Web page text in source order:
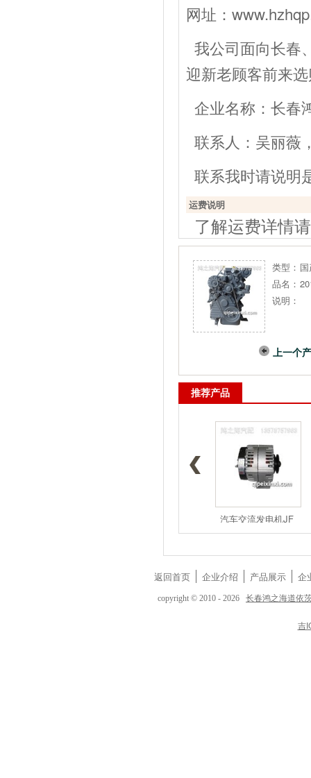
网址：
我公司面向长春
迎新老顾客前来
企业名称：长春
联系人：吴丽薇
联系我时请说明
运费说明
了解运费详情
类型：
品名：
说明：
上一个
推荐产品
汽车交流发电机JF
返回首页 企业介绍 产品展示 企
copyright © 2010 - 2026 长春鸿之海道依
吉